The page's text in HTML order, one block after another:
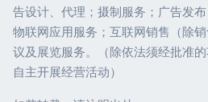
告设计、代理；摄制服务；广告发
物联网应用服务；互联网销售（除
议及展览服务。（除依法须经批准
自主开展经营活动）